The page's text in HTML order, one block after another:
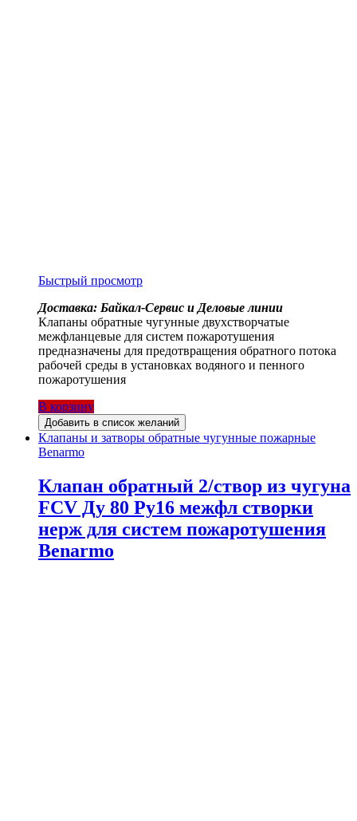
Быстрый просмотр
Доставка: Байкал-Сервис и Деловые линии
Клапаны обратные чугунные двухстворчатые
межфланцевые для систем пожаротушения
предназначены для предотвращения обратного потока
рабочей среды в установках водяного и пенного
пожаротушения
В корзину
Добавить в список желаний
Клапаны и затворы обратные чугунные пожарные
Benarmo
Клапан обратный 2/створ из чугуна
FCV Ду 80 Ру16 межфл створки
нерж для систем пожаротушения
Benarmo